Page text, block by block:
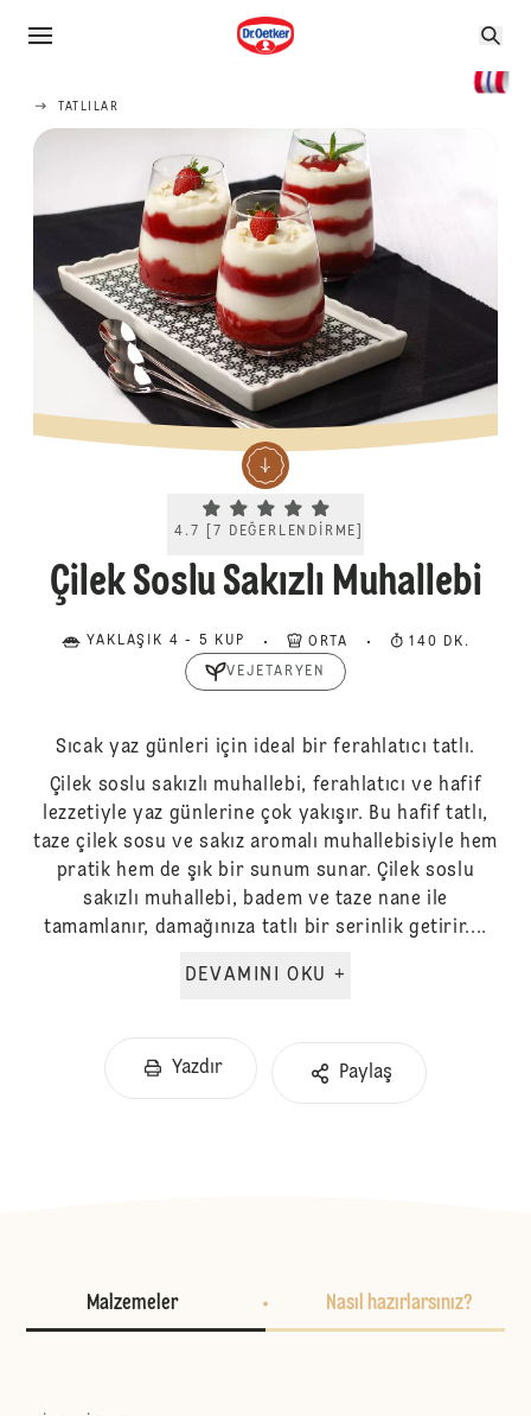
TATLILAR
Current rating 4.7. Click to rate.
4.7 7 DEĞERLENDIRME
Çilek Soslu Sakızlı Muhallebi
YAKLAŞIK 4 - 5 KUP ORTA 140 DK.
VEJETARYEN
Sıcak yaz günleri için ideal bir ferahlatıcı tatlı.
Çilek soslu sakızlı muhallebi, ferahlatıcı ve hafif
lezzetiyle yaz günlerine çok yakışır. Bu hafif tatlı,
taze çilek sosu ve sakız aromalı muhallebisiyle hem
pratik hem de şık bir sunum sunar. Çilek soslu
sakızlı muhallebi, badem ve taze nane ile
tamamlanır, damağınıza tatlı bir serinlik getirir....
DEVAMINI OKU +
Yazdır Paylaş
Malzemeler Nasıl hazırlarsınız?